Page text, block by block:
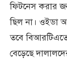
ফিটনেস করার
ছিল না। ওইডা
তবে বিআরটিএতে
বেড়েছে